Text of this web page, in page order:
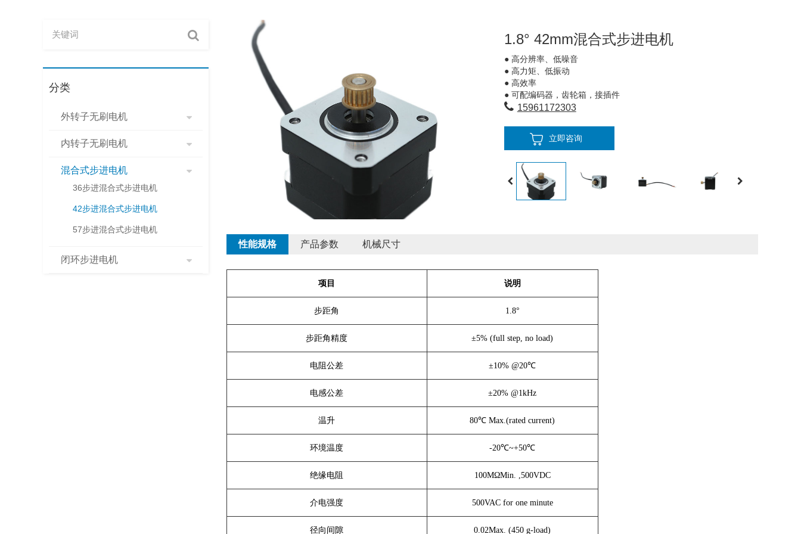
分类
外转子无刷电机
内转子无刷电机
混合式步进电机
36步进混合式步进电机
42步进混合式步进电机
57步进混合式步进电机
闭环步进电机
1.8° 42mm混合式步进电机
● 高分辨率、低噪音
● 高力矩、低振动
● 高效率
● 可配编码器，齿轮箱，接插件
15961172303
立即咨询
性能规格 产品参数 机械尺寸
项目 说明
步距角 1.8°
步距角精度 ±5% (full step, no load)
电阻公差 ±10% @20℃
电感公差 ±20% @1kHz
温升 80℃ Max.(rated current)
环境温度 -20℃~+50℃
绝缘电阻 100MΩMin. ,500VDC
介电强度 500VAC for one minute
径向间隙 0.02Max. (450 g-load)